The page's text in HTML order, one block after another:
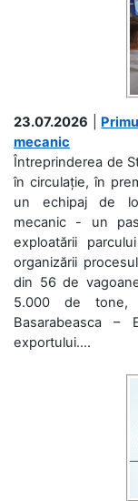
23.07.2026
mecanic
Întreprinderea de
în circulație, în
un echipaj de
mecanic - un
exploatării
organizării
din 56 de
5.000 de
Basarabeasca –
exportului....